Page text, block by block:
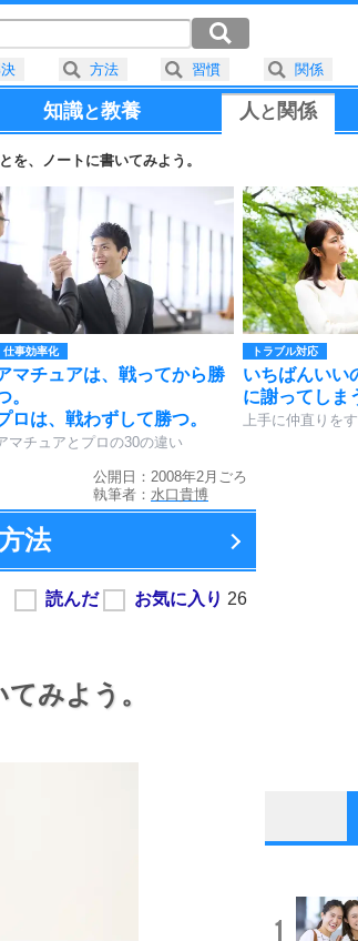
知識と教養 人と 関係
を、ノートに書いてみよう。
仕事効率化
マチュアは、戦ってから勝
。
ロは、戦わずして勝つ。
マチュアとプロの30の違い
トラブル対応
いちばんいい
に謝ってしま
上手に仲直りを
公開日：2008年2月ごろ
執筆者： 水口貴博
法
みよう。
方法 習慣 関係